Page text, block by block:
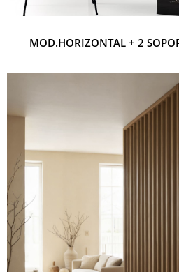
MOD.HORIZONTAL + 2